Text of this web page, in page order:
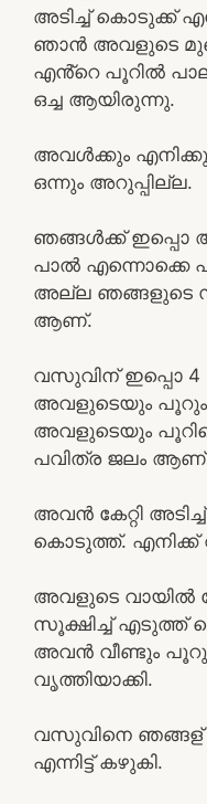
അടിച്ച് കൊടുക്ക്
ഞാൻ അവളുടെ
എൻ്റെ പൂറിൽ
ഒച്ച ആയിരുന്നു.
അവൾക്കും
ഒന്നും അറുപ്പില്ല.
ഞങ്ങൾക്ക്
പാൽ എന്നൊക്കെ
അല്ല ഞങ്ങളുടെ
ആണ്.
വസുവിന് ഇപ്പൊ
അവളുടെയും
അവളുടെയും
പവിത്ര ജലം
അവൻ കേറ്റി
കൊടുത്ത്. എനിക്ക്
അവളുടെ വായിൽ
സൂക്ഷിച്ച് എടുത്ത്
അവൻ വീണ്ടും
വൃത്തിയാക്കി.
വസുവിനെ ഞങ്ങള്
എന്നിട്ട് കഴുകി.